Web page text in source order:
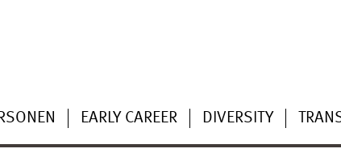
EARLY CAREER DIVERSITY